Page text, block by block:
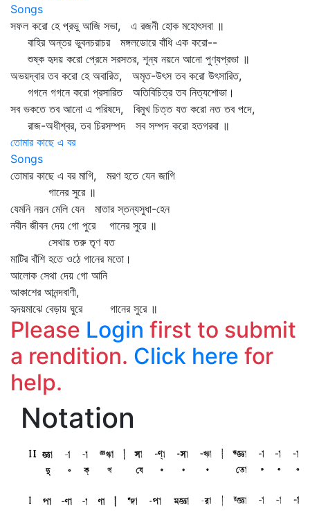
Songs
সফল করো হে প্রভু আজি সভা, এ রজনী হোক মহোৎসবা ॥
বাহির অন্তর ভুবনচরাচর মঙ্গলডোরে বাঁধি এক করো--
শুষ্ক হৃদয় করো প্রেমে সরসতর, শূন্য নয়নে আনো পুণ্যপ্রভা ॥
অভয়দ্বার তব করো হে অবারিত, অমৃত-উৎস তব করো উৎসারিত,
গগনে গগনে করো প্রসারিত অতিবিচিত্র তব নিত্যশোভা।
সব ভকতে তব আনো এ পরিষদে, বিমুখ চিত্ত যত করো নত তব পদে,
রাজ-অধীশ্বর, তব চিরসম্পদ সব সম্পদ করো হতগরবা ॥
তোমার কাছে এ বর
Songs
তোমার কাছে এ বর মাগি, মরণ হতে যেন জাগি
গানের সুরে ॥
যেমনি নয়ন মেলি যেন মাতার স্তন্যসুধা-হেন
নবীন জীবন দেয় গো পুরে গানের সুরে ॥
সেথায় তরু তৃণ যত
মাটির বাঁশি হতে ওঠে গানের মতো।
আলোক সেথা দেয় গো আনি
আকাশের আনন্দবাণী,
হৃদয়মাঝে বেড়ায় ঘুরে গানের সুরে ॥
Please Login first to submit
a rendition. Click here for
help.
Notation